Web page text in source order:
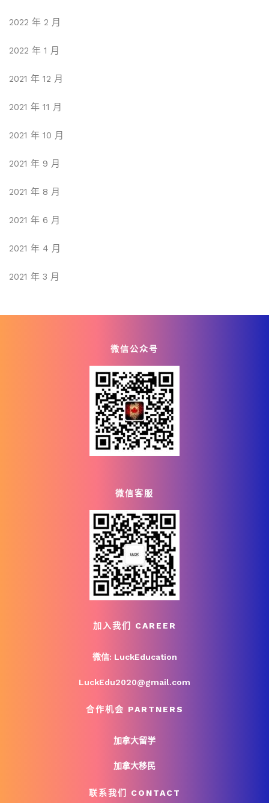
2022 年 2 月
2022 年 1 月
2021 年 12 月
2021 年 11 月
2021 年 10 月
2021 年 9 月
2021 年 8 月
2021 年 6 月
2021 年 4 月
2021 年 3 月
微信公众号
微信客服
加入我们 CAREER
微信: LuckEducation
LuckEdu2020@gmail.com
合作机会 PARTNERS
加拿大留学
加拿大移民
联系我们 CONTACT